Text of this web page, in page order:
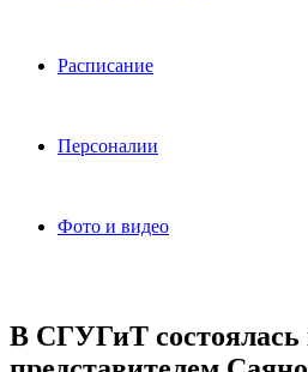
Расписание
Персоналии
Фото и видео
В СГУГиТ состоялась